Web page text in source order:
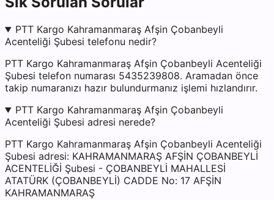
PTT Kargo Kahramanmaraş Afşin Çobanbeyli
Acenteliği Şubesi telefonu nedir?
PTT Kargo Kahramanmaraş Afşin Çobanbeyli Acenteliği
Şubesi telefon numarası 5435239808. Aramadan önce
takip numaranızı hazır bulundurmanız işlemi hızlandırır.
PTT Kargo Kahramanmaraş Afşin Çobanbeyli
Acenteliği Şubesi adresi nerede?
PTT Kargo Kahramanmaraş Afşin Çobanbeyli Acenteliği
Şubesi adresi: KAHRAMANMARAŞ AFŞİN ÇOBANBEYLİ
ACENTELİĞİ Şubesi - ÇOBANBEYLİ MAHALLESİ
ATATÜRK (ÇOBANBEYLİ) CADDE No: 17 AFŞİN
KAHRAMANMARAŞ